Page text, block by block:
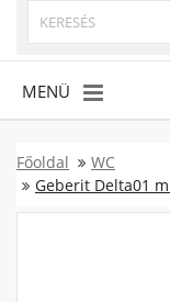
MENÜ
Főoldal
WC
Geberit Delta01